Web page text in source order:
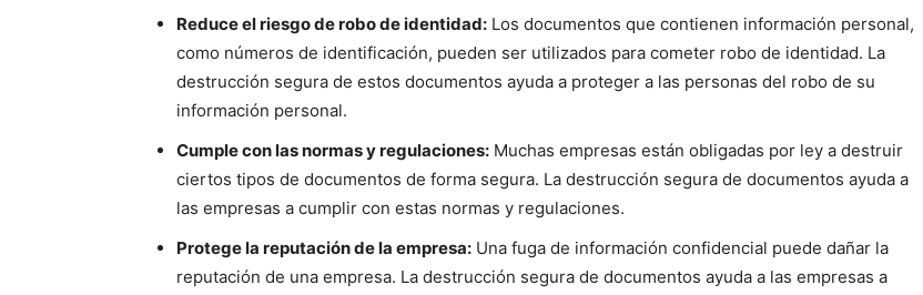
Reduce el riesgo de robo de identidad: Los documentos que contienen información personal,
como números de identificación, pueden ser utilizados para cometer robo de identidad. La
destrucción segura de estos documentos ayuda a proteger a las personas del robo de su
información personal.
Cumple con las normas y regulaciones: Muchas empresas están obligadas por ley a destruir
ciertos tipos de documentos de forma segura. La destrucción segura de documentos ayuda a
las empresas a cumplir con estas normas y regulaciones.
Protege la reputación de la empresa: Una fuga de información confidencial puede dañar la
reputación de una empresa. La destrucción segura de documentos ayuda a las empresas a